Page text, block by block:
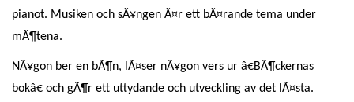
pianot. Musiken och sÃ¥ngen Ã¤r ett bÃ¤rande tema under
mÃ¶tena.
NÃ¥gon ber en bÃ¶n, lÃ¤ser nÃ¥gon vers ur â€BÃ¶ckernas
bokâ€ och gÃ¶r ett uttydande och utveckling av det lÃ¤sta.